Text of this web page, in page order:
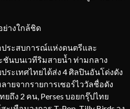
ย่างใกล้ชิด
อประสบการณ์แห่งดนตรีและ
นบนเวทีริมสายน้ำ ท่ามกลาง
ะเทศไทยได้ส่ง 4 ศิลปินอันโด่งดัง
ยจากรายการเซอร์ไววัลชื่อดัง
ยถึง 2 คน, Perses บอยกรุ๊ปไทย